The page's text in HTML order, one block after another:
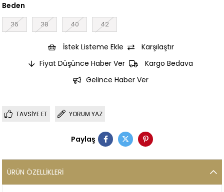
Beden
36 38 40 42
İstek Listeme Ekle
Karşılaştır
Fiyat Düşünce Haber Ver
Kargo Bedava
Gelince Haber Ver
TAVSIYE ET YORUM YAZ
Paylaş
ÜRÜN ÖZELLIKLERI